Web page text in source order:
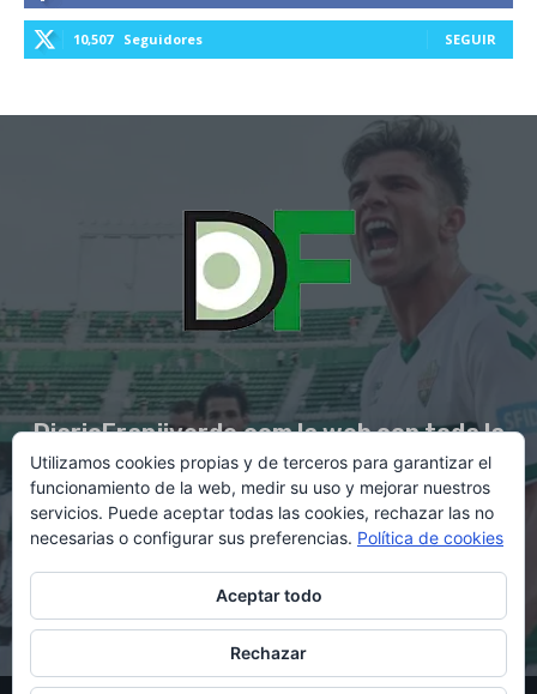
10,507 Seguidores SEGUIR
DiarioFranjiverde.com la web con toda la
información del Elche C.F.
Contacto en:diario@franjiverde.com
Utilizamos cookies propias y de terceros para garantizar el
funcionamiento de la web, medir su uso y mejorar nuestros
servicios. Puede aceptar todas las cookies, rechazar las no
necesarias o configurar sus preferencias. Política de cookies
Aceptar todo
Rechazar